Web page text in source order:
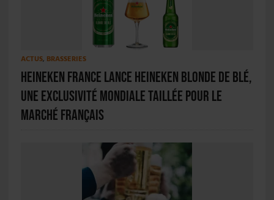
ACTUS, BRASSERIES
Heineken France lance Heineken Blonde de Blé,
une exclusivité mondiale taillée pour le
marché français